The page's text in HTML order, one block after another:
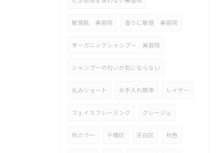
敏感肌 美容院 香りに敏感 美容院
オーガニックシャンプー 美容院
シャンプーの匂いが気にならない
丸みショート お手入れ簡単 レイヤー
フェイスフレーミング グレージュ
秋カラー 千種区 天白区 秋色